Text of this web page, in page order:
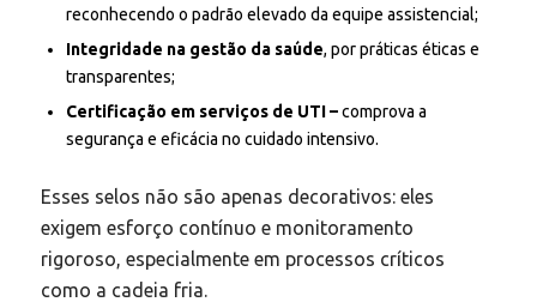
reconhecendo o padrão elevado da equipe assistencial;
Integridade na gestão da saúde, por práticas éticas e
transparentes;
Certificação em serviços de UTI –comprova a
segurança e eficácia no cuidado intensivo.
Esses selos não são apenas decorativos: eles
exigem esforço contínuo e monitoramento
rigoroso, especialmente em processos críticos
como a cadeia fria.